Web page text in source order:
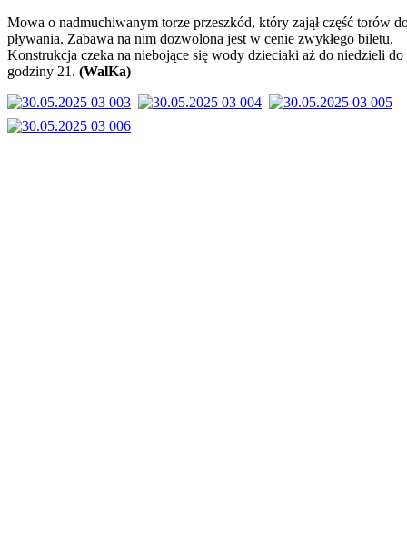
Mowa o nadmuchiwanym torze przeszkód, który zajął część torów
pływania. Zabawa na nim dozwolona jest w cenie zwykłego biletu.
Konstrukcja czeka na niebojące się wody dzieciaki aż do niedzieli do
godziny 21. (WalKa)